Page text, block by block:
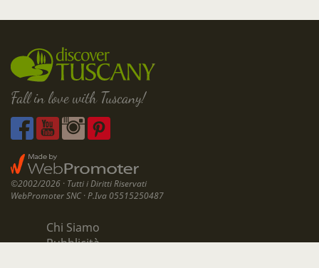
Fall in love with Tuscany!
©2002/2026 · Tutti i Diritti Riservati
WebPromoter SNC · P.Iva 05515250487
Chi Siamo
Pubblicità